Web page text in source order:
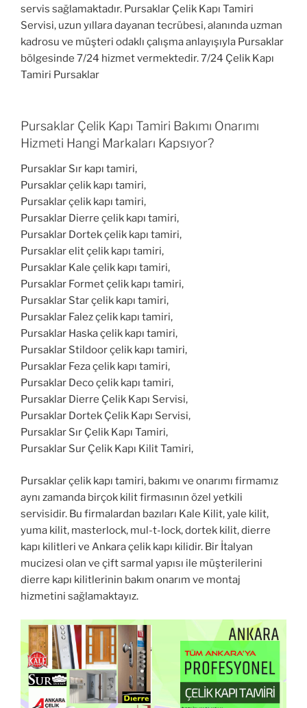
servis sağlamaktadır. Pursaklar Çelik Kapı Tamiri
Servisi, uzun yıllara dayanan tecrübesi, alanında uzman
kadrosu ve müşteri odaklı çalışma anlayışıyla Pursaklar
bölgesinde 7/24 hizmet vermektedir. 7/24 Çelik Kapı
Tamiri Pursaklar
Pursaklar Çelik Kapı Tamiri Bakımı Onarımı
Hizmeti Hangi Markaları Kapsıyor?
Pursaklar Sır kapı tamiri,
Pursaklar çelik kapı tamiri,
Pursaklar çelik kapı tamiri,
Pursaklar Dierre çelik kapı tamiri,
Pursaklar Dortek çelik kapı tamiri,
Pursaklar elit çelik kapı tamiri,
Pursaklar Kale çelik kapı tamiri,
Pursaklar Formet çelik kapı tamiri,
Pursaklar Star çelik kapı tamiri,
Pursaklar Falez çelik kapı tamiri,
Pursaklar Haska çelik kapı tamiri,
Pursaklar Stildoor çelik kapı tamiri,
Pursaklar Feza çelik kapı tamiri,
Pursaklar Deco çelik kapı tamiri,
Pursaklar Dierre Çelik Kapı Servisi,
Pursaklar Dortek Çelik Kapı Servisi,
Pursaklar Sır Çelik Kapı Tamiri,
Pursaklar Sur Çelik Kapı Kilit Tamiri,
Pursaklar çelik kapı tamiri, bakımı ve onarımı firmamız
aynı zamanda birçok kilit firmasının özel yetkili
servisidir. Bu firmalardan bazıları Kale Kilit, yale kilit,
yuma kilit, masterlock, mul-t-lock, dortek kilit, dierre
kapı kilitleri ve Ankara çelik kapı kilidir. Bir İtalyan
mucizesi olan ve çift sarmal yapısı ile müşterilerini
dierre kapı kilitlerinin bakım onarım ve montaj
hizmetini sağlamaktayız.